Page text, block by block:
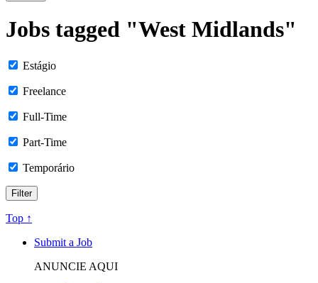
Jobs tagged "West Midlands"
Estágio
Freelance
Full-Time
Part-Time
Temporário
Top ↑
Submit a Job
ANUNCIE AQUI